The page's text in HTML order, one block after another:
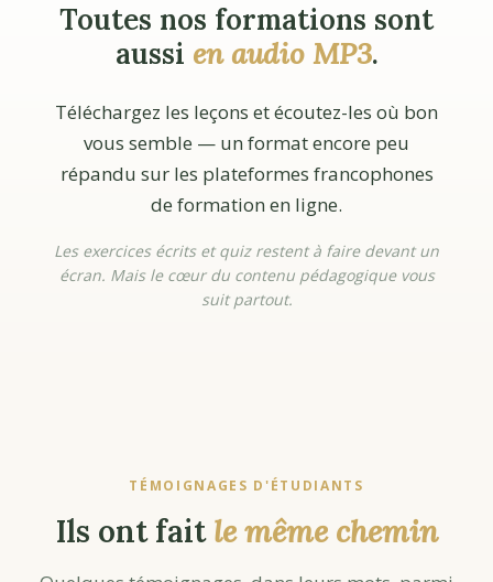
Toutes nos formations sont
aussi en audio MP3.
Téléchargez les leçons et écoutez-les où bon
vous semble — un format encore peu
répandu sur les plateformes francophones
de formation en ligne.
Les exercices écrits et quiz restent à faire devant un
écran. Mais le cœur du contenu pédagogique vous
suit partout.
TÉMOIGNAGES D'ÉTUDIANTS
Ils ont faitle même chemin